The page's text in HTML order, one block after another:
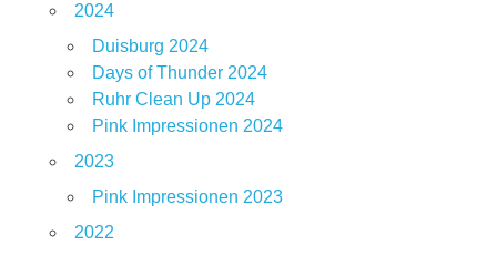
2024
Duisburg 2024
Days of Thunder 2024
Ruhr Clean Up 2024
Pink Impressionen 2024
2023
Pink Impressionen 2023
2022